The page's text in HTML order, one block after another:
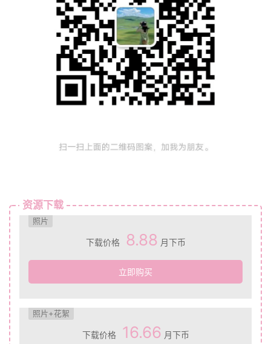
资源下载
照片
下载价格 8.88 月下币
立即购买
照片+花絮
下载价格 16.66 月下币